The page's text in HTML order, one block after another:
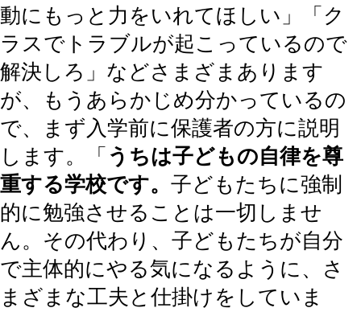
動にもっと力をいれてほしい」「ク
ラスでトラブルが起こっているので
解決しろ」などさまざまあります
が、もうあらかじめ分かっているの
で、まず入学前に保護者の方に説明
します。「 うちは子どもの自律を尊
重する学校です。 子どもたちに強制
的に勉強させることは一切しませ
ん。その代わり、子どもたちが自分
で主体的にやる気になるように、さ
まざまな工夫と仕掛けをしていま